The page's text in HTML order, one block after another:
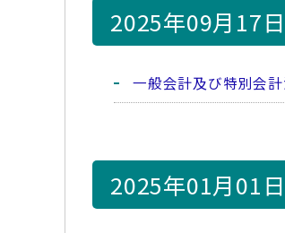
2025年09月17日
一般会計及び特別会
2025年01月01日